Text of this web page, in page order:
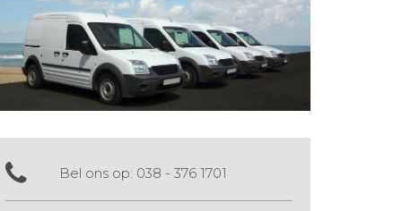
Bel ons op: 038 - 376 1701